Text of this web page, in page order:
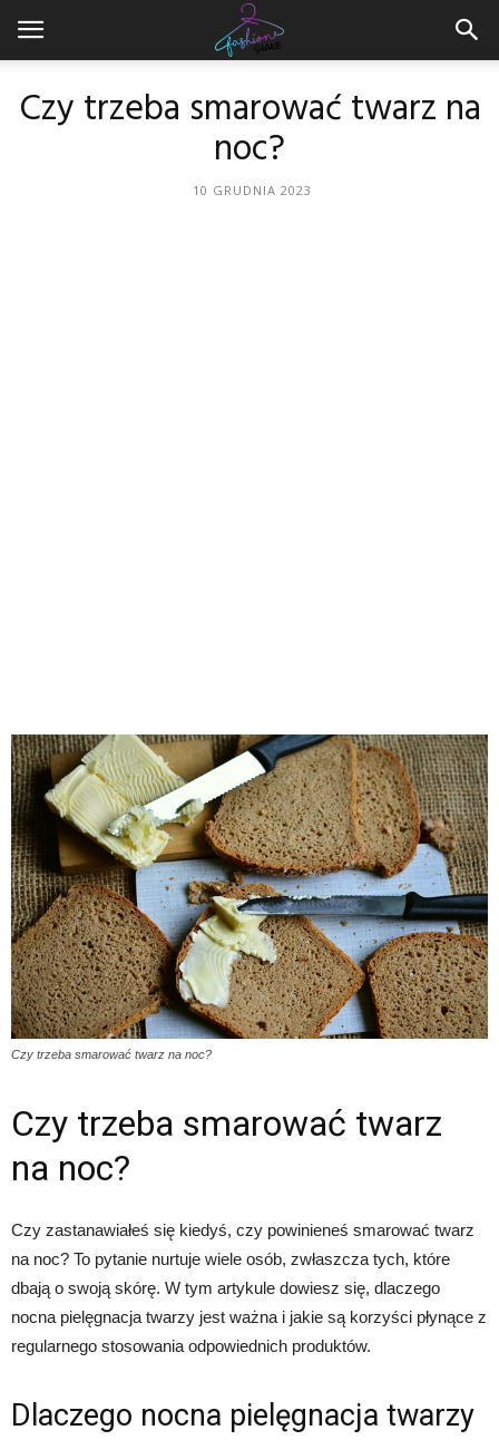
Czy trzeba smarować twarz na
noc?
10 GRUDNIA 2023
Czy trzeba smarować twarz na noc?
Czy trzeba smarować twarz
na noc?
Czy zastanawiałeś się kiedyś, czy powinieneś smarować twarz
na noc? To pytanie nurtuje wiele osób, zwłaszcza tych, które
dbają o swoją skórę. W tym artykule dowiesz się, dlaczego
nocna pielęgnacja twarzy jest ważna i jakie są korzyści płynące z
regularnego stosowania odpowiednich produktów.
Dlaczego nocna pielęgnacja twarzy